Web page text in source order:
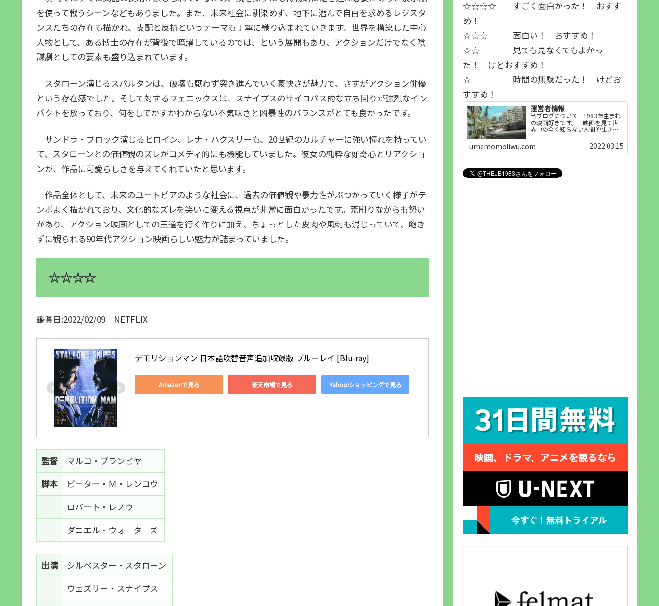
を使って戦うシーンなどもありました。また、未来社会に馴染めず、地下に潜んで自由を求めるレジスタ
ンスたちの存在も描かれ、支配と反抗というテーマも丁寧に織り込まれていきます。世界を構築した中心
人物として、ある博士の存在が背後で暗躍しているのでは、という展開もあり、アクションだけでなく陰
謀劇としての要素も盛り込まれています。
スタローン演じるスパルタンは、破壊も厭わず突き進んでいく豪快さが魅力で、さすがアクション俳優
という存在感でした。そして対するフェニックスは、スナイプスのサイコパス的な立ち回りが強烈なイン
パクトを放っており、何をしでかすかわからない不気味さと凶暴性のバランスがとても良かったです。
サンドラ・ブロック演じるヒロイン、レナ・ハクスリーも、20世紀のカルチャーに強い憧れを持ってい
て、スタローンとの価値観のズレがコメディ的にも機能していました。彼女の純粋な好奇心とリアクショ
ンが、作品に可愛らしさを与えてくれていたと思います。
作品全体として、未来のユートピアのような社会に、過去の価値観や暴力性がぶつかっていく様子がテ
ンポよく描かれており、文化的なズレを笑いに変える視点が非常に面白かったです。荒削りながらも勢い
があり、アクション映画としての王道を行く作りに加え、ちょっとした皮肉や風刺も混じっていて、飽き
ずに観られる90年代アクション映画らしい魅力が詰まっていました。
☆☆☆☆
鑑賞日:2022/02/09 NETFLIX
デモリションマン 日本語吹替音声追加収録版 ブルーレイ [Blu-ray]
Amazonで見る 楽天市場で見る Yahoo!ショッピングで見る
監督
マルコ・ブランビヤ
脚本
ピーター・Ｍ・レンコヴ
ロバート・レノウ
ダニエル・ウォーターズ
出演
シルベスター・スタローン
ウェズリー・スナイプス
☆☆☆☆ すごく面白かった！ おすす
め！
☆☆☆ 面白い！ おすすめ！
☆☆ 見ても見なくてもよかっ
た！ けどおすすめ！
☆ 時間の無駄だった！ けどお
すすめ！
運営者情報
当ブログについて 1983年生まれ
の映画好きです。 映画を見て世
界中の全く知らない人間や生き物
世界知らない世界に触れることが
好きで映画を見てます。「映画を
見られれば幸福度を高い」とわか
umemomoliwu.com 2022.03.15